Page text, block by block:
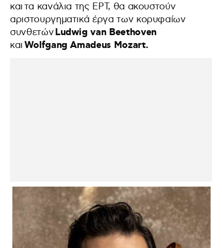
και τα κανάλια της ΕΡΤ, θα ακουστούν
αριστουργηματικά έργα των κορυφαίων
συνθετώνLudwig van Beethoven
καιWolfgang Amadeus Mozart.